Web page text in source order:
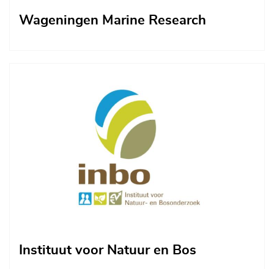
Wageningen Marine Research
Instituut voor Natuur en Bos